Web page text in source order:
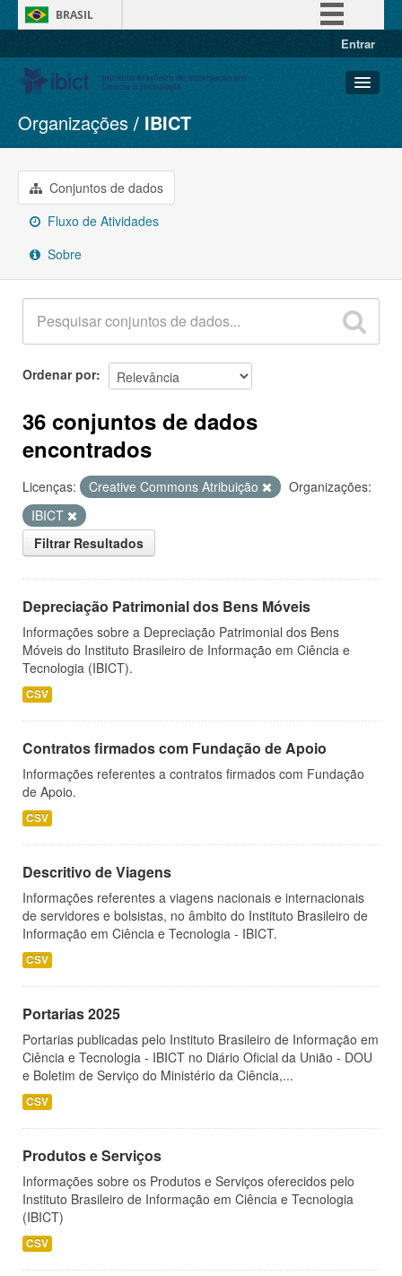
BRASIL
Entrar
Conjuntos de dados
Organizações
Grupos
Sobre
Organizações IBICT
Conjuntos de dados
Fluxo de Atividades
Sobre
Ordenar por
36 conjuntos de dados
encontrados
Licenças: Creative Commons Atribuição
Organizações:
IBICT
Filtrar Resultados
Depreciação Patrimonial dos Bens Móveis
Informações sobre a Depreciação Patrimonial dos Bens
Móveis do Instituto Brasileiro de Informação em Ciência e
Tecnologia (IBICT).
CSV
Contratos firmados com Fundação de Apoio
Informações referentes a contratos firmados com Fundação
de Apoio.
CSV
Descritivo de Viagens
Informações referentes a viagens nacionais e internacionais
de servidores e bolsistas, no âmbito do Instituto Brasileiro de
Informação em Ciência e Tecnologia - IBICT.
CSV
Portarias 2025
Portarias publicadas pelo Instituto Brasileiro de Informação em
Ciência e Tecnologia - IBICT no Diário Oficial da União - DOU
e Boletim de Serviço do Ministério da Ciência,...
CSV
Produtos e Serviços
Informações sobre os Produtos e Serviços oferecidos pelo
Instituto Brasileiro de Informação em Ciência e Tecnologia
(IBICT)
CSV